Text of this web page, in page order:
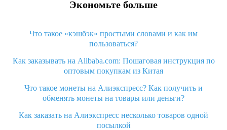
Экономьте больше
Что такое «кэшбэк» простыми словами и как им
пользоваться?
Как заказывать на Alibaba.com: Пошаговая инструкция по
оптовым покупкам из Китая
Что такое монеты на Алиэкспресс? Как получить и
обменять монеты на товары или деньги?
Как заказать на Алиэкспресс несколько товаров одной
посылкой